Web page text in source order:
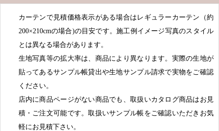
カーテンで見積価格表示がある場合はレギュラーカーテン（約
200×210cmの場合)の目安です。施工例イメージ写真のスタイル
とは異なる場合があります。
生地写真等の拡大率は、商品により異なります。実際の生地が
貼ってあるサンプル帳貸出や生地サンプル請求で実物をご確認
ください。
店内に商品ページがない商品でも、取扱いカタログ商品はお見
積・ご注文可能です。取扱いサンプル帳をご確認いただきお気
軽にお見積下さい。